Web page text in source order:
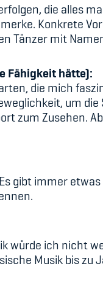
die alles
Konkrete
Tänzer mit
Fähigkeit hätte):
die mich
um
zum Zusehen.
gibt immer
würde ich nicht
Musik bis zu